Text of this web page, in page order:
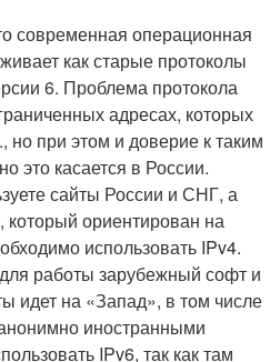
современная операционная
как старые протоколы
6. Проблема протокола
адресах, которых
но при этом и доверие к таким
это касается в России.
сайты России и СНГ, а
ориентирован на
использовать IPv4.
работы зарубежный софт и
идет на «Запад», в том числе
иностранными
IPv6, так как там